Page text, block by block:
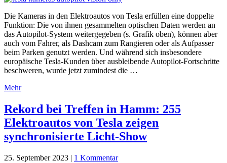
Die Kameras in den Elektroautos von Tesla erfüllen eine doppelte
Funktion: Die von ihnen gesammelten optischen Daten werden an
das Autopilot-System weitergegeben (s. Grafik oben), können aber
auch vom Fahrer, als Dashcam zum Rangieren oder als Aufpasser
beim Parken genutzt werden. Und während sich insbesondere
europäische Tesla-Kunden über ausbleibende Autopilot-Fortschritte
beschweren, wurde jetzt zumindest die …
Mehr
Rekord bei Treffen in Hamm: 255
Elektroautos von Tesla zeigen
synchronisierte Licht-Show
25. September 2023 | 1 Kommentar